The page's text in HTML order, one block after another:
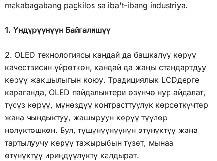
makabagabang pagkilos sa iba't-ibang industriya.
1. Үндүрүүнүүн Байгалишүү
2. OLED технологиясы кандай да башкалуу көрүү
качествисин үйрөткөн, кандай да жаңы стандартдуу
көрүү жакшылыгын коюу. Традициялык LCDдерге
караганда, OLED пайдалыктери өзүнчө нур айдалат,
түсүз көрүү, мүнөздүү контрасттуулук көрсөткүчтөр
жана чындыктуу, жашыруун көрүү түүлөр
нөлүктөшкөн. Бул, түшүнүүнүүнүн өтүнүктүү жана
тартылуучу көрүү тажырыбын түзөт, мынаа
өтүнүктүү ириңдүүлүктү калдырат.